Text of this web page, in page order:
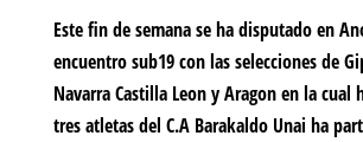
Este fin de semana se ha disputado en
encuentro sub19 con las selecciones de
Navarra Castilla Leon y Aragon en la cual
tres atletas del C.A Barakaldo Unai ha